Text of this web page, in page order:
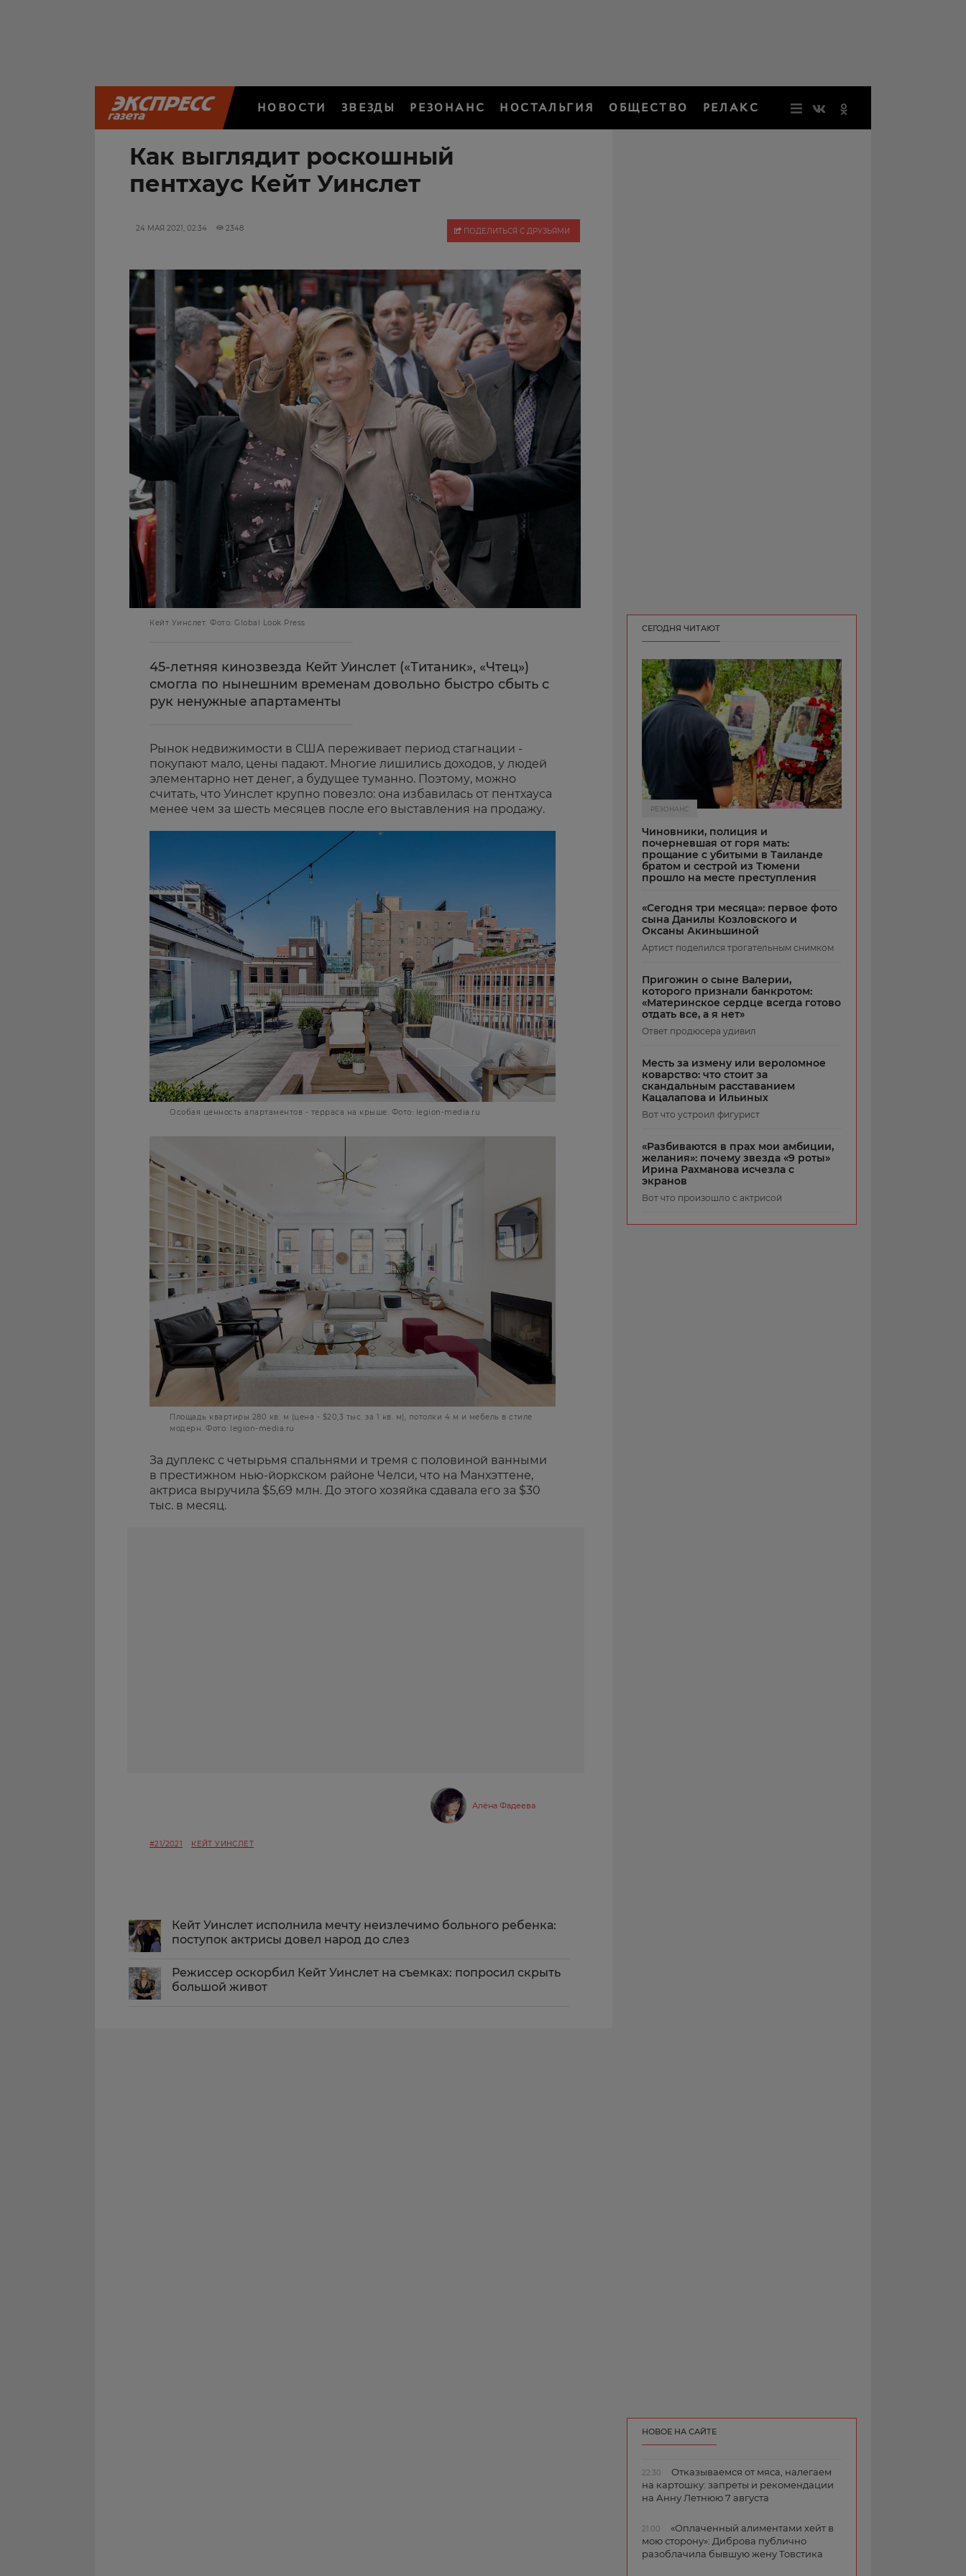
НОВОСТИ ЗВЕЗДЫ РЕЗОНАНС НОСТАЛЬГИЯ ОБЩЕСТВО РЕЛАКС
Как выглядит роскошный
пентхаус Кейт Уинслет
24 МАЯ 2021, 02:34 2348 ПОДЕЛИТЬСЯ С ДРУЗЬЯМИ
Кейт Уинслет. Фото: Global Look Press
45-летняя кинозвезда Кейт Уинслет («Титаник», «Чтец»)
смогла по нынешним временам довольно быстро сбыть с
рук ненужные апартаменты
Рынок недвижимости в США переживает период стагнации -
покупают мало, цены падают. Многие лишились доходов, у людей
элементарно нет денег, а будущее туманно. Поэтому, можно
считать, что Уинслет крупно повезло: она избавилась от пентхауса
менее чем за шесть месяцев после его выставления на продажу.
Особая ценность апартаментов - терраса на крыше. Фото: legion-media.ru
Площадь квартиры 280 кв. м (цена - $20,3 тыс. за 1 кв. м), потолки 4 м и мебель в стиле
модерн. Фото: legion-media.ru
За дуплекс с четырьмя спальнями и тремя с половиной ванными
в престижном нью-йоркском районе Челси, что на Манхэттене,
актриса выручила $5,69 млн. До этого хозяйка сдавала его за $30
тыс. в месяц.
Алёна Фадеева
#21/2021 КЕЙТ УИНСЛЕТ
Кейт Уинслет исполнила мечту неизлечимо больного ребенка:
поступок актрисы довел народ до слез
Режиссер оскорбил Кейт Уинслет на съемках: попросил скрыть
большой живот
СЕГОДНЯ ЧИТАЮТ
РЕЗОНАНС
Чиновники, полиция и
почерневшая от горя мать:
прощание с убитыми в Таиланде
братом и сестрой из Тюмени
прошло на месте преступления
«Сегодня три месяца»: первое фото
сына Данилы Козловского и
Оксаны Акиньшиной
Артист поделился трогательным снимком
Пригожин о сыне Валерии,
которого признали банкротом:
«Материнское сердце всегда готово
отдать все, а я нет»
Ответ продюсера удивил
Месть за измену или вероломное
коварство: что стоит за
скандальным расставанием
Кацалапова и Ильиных
Вот что устроил фигурист
«Разбиваются в прах мои амбиции,
желания»: почему звезда «9 роты»
Ирина Рахманова исчезла с
экранов
Вот что произошло с актрисой
НОВОЕ НА САЙТЕ
22:30
Отказываемся от мяса, налегаем
на картошку: запреты и рекомендации
на Анну Летнюю 7 августа
21:00
«Оплаченный алиментами хейт в
мою сторону»: Диброва публично
разоблачила бывшую жену Товстика